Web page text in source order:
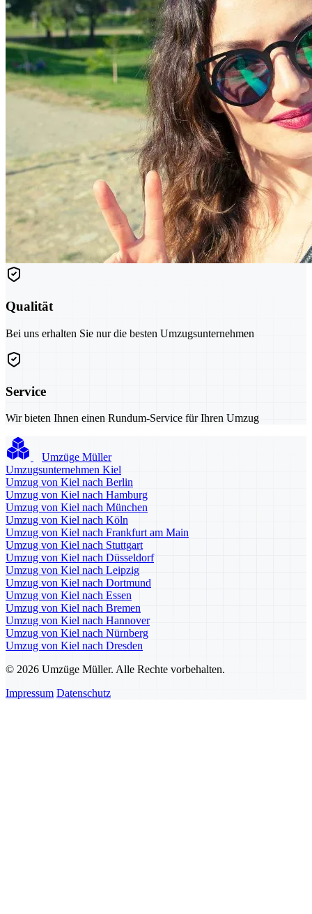
Qualität
Bei uns erhalten Sie nur die besten Umzugsunternehmen
Service
Wir bieten Ihnen einen Rundum-Service für Ihren Umzug
Umzüge Müller
Umzugsunternehmen Kiel
Umzug von Kiel nach Berlin
Umzug von Kiel nach Hamburg
Umzug von Kiel nach München
Umzug von Kiel nach Köln
Umzug von Kiel nach Frankfurt am Main
Umzug von Kiel nach Stuttgart
Umzug von Kiel nach Düsseldorf
Umzug von Kiel nach Leipzig
Umzug von Kiel nach Dortmund
Umzug von Kiel nach Essen
Umzug von Kiel nach Bremen
Umzug von Kiel nach Hannover
Umzug von Kiel nach Nürnberg
Umzug von Kiel nach Dresden
© 2026 Umzüge Müller. Alle Rechte vorbehalten.
Impressum Datenschutz